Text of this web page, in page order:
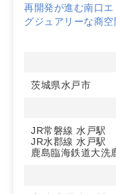
再開発が進む南口
グジュアリーな商空
周辺には駅ビルや
駅乗降約5万人/日
茨城県水戸市
JR常磐線 水戸駅
JR水郡線 水戸駅
鹿島臨海鉄道大洗